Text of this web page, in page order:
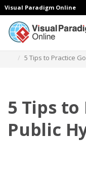
Visual Paradigm Online
5 Tips to Practice
5 Tips
Public